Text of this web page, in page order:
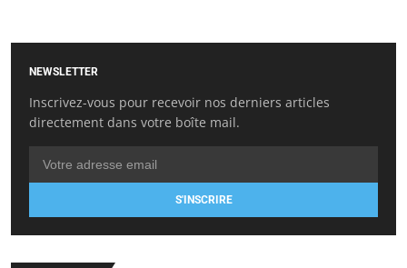
NEWSLETTER
Inscrivez-vous pour recevoir nos derniers articles
directement dans votre boîte mail.
S'INSCRIRE